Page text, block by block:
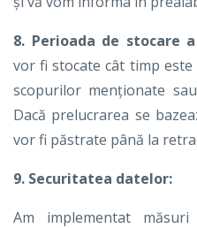
8. Perioada de stocare
vor fi stocate cât timp
scopurilor menționate
Dacă prelucrarea se
vor fi păstrate până la
9. Securitatea datelor:
Am implementat